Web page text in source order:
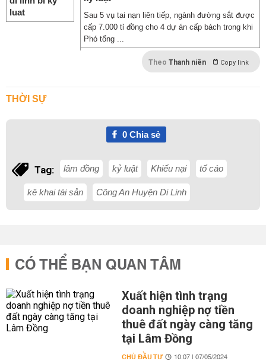
Sau 5 vụ tai nạn liên tiếp, ngành đường sắt được
cấp 7.000 tỉ đồng cho 4 dự án cấp bách trong khi
Phó tổng ...
Theo Thanh niên Copy link
THỜI SỰ
0Chia sẻ
Tag: lâm đồng kỷ luật Khiếu nại tố cáo
kê khai tài sản Công An Huyện Di Linh
CÓ THỂ BẠN QUAN TÂM
Xuất hiện tình trạng
doanh nghiệp nợ tiền
thuê đất ngày càng tăng
tại Lâm Đồng
CHỦ ĐẦU TƯ 10:07 | 07/05/2024